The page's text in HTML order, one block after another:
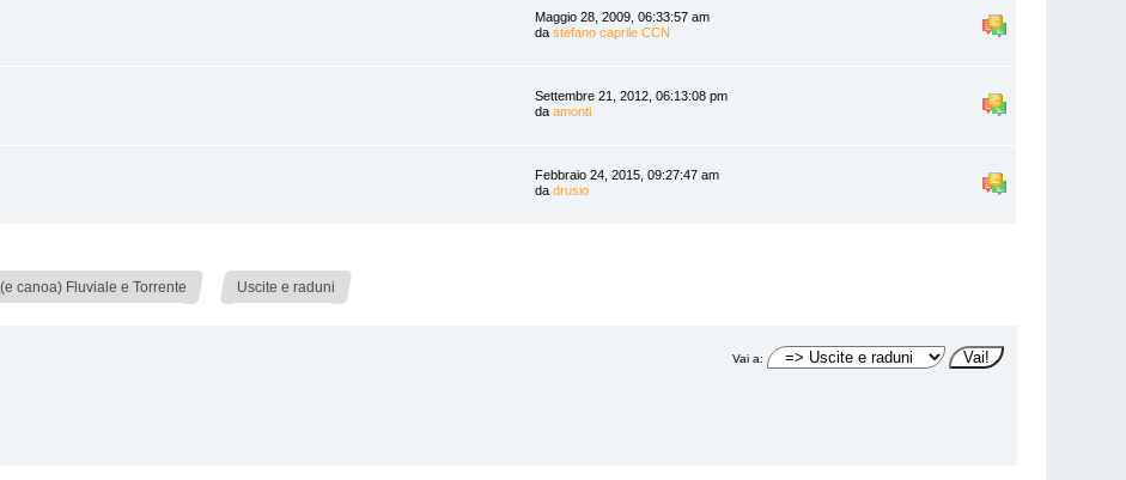
Maggio 28, 2009, 06:33:57 am
dastefano caprile CCN
Settembre 21, 2012, 06:13:08 pm
daamonti
Febbraio 24, 2015, 09:27:47 am
dadrusio
canoa) Fluviale e Torrente Uscite e raduni
Vai a: